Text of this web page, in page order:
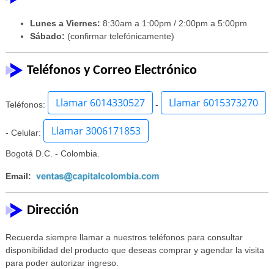
Lunes a Viernes: 8:30am a 1:00pm / 2:00pm a 5:00pm
Sábado: (confirmar telefónicamente)
Teléfonos y Correo Electrónico
Teléfonos: Llamar 6014330527 - Llamar 6015373270
- Celular: Llamar 3006171853
Bogotá D.C. - Colombia.
Email:
Dirección
Recuerda siempre llamar a nuestros teléfonos para consultar
disponibilidad del producto que deseas comprar y agendar la visita
para poder autorizar ingreso.